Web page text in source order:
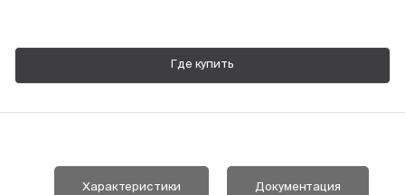
Где купить
Характеристики Документация